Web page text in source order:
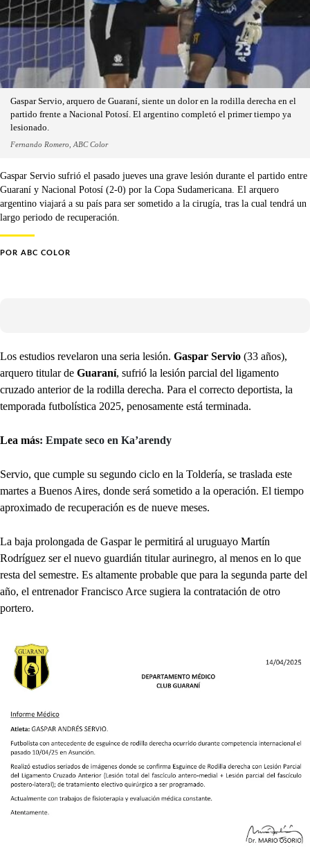
Gaspar Servio, arquero de Guaraní, siente un dolor en la rodilla derecha en el
partido frente a Nacional Potosí. El argentino completó el primer tiempo ya
lesionado.
Fernando Romero, ABC Color
Gaspar Servio sufrió el pasado jueves una grave lesión durante el partido entre
Guaraní y Nacional Potosí (2-0) por la Copa Sudamericana. El arquero
argentino viajará a su país para ser sometido a la cirugía, tras la cual tendrá un
largo periodo de recuperación.
POR ABC COLOR
Los estudios revelaron una seria lesión. Gaspar Servio (33 años),
arquero titular de Guaraní, sufrió la lesión parcial del ligamento
cruzado anterior de la rodilla derecha. Para el correcto deportista, la
temporada futbolística 2025, penosamente está terminada.
Lea más: Empate seco en Ka’arendy
Servio, que cumple su segundo ciclo en la Toldería, se traslada este
martes a Buenos Aires, donde será sometido a la operación. El tiempo
aproximado de recuperación es de nueve meses.
La baja prolongada de Gaspar le permitirá al uruguayo Martín
Rodríguez ser el nuevo guardián titular aurinegro, al menos en lo que
resta del semestre. Es altamente probable que para la segunda parte del
año, el entrenador Francisco Arce sugiera la contratación de otro
portero.